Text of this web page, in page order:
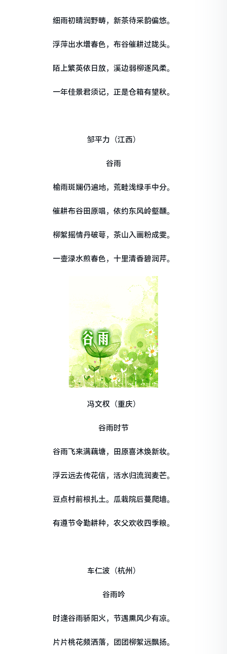
细雨初晴润野畴，新茶待采韵偏悠。
浮萍出水增春色，布谷催耕过陇头。
陌上繁英依日放，溪边弱柳逐风柔。
一年佳景君须记，正是仓箱有望秋。
邹平力（江西）
谷雨
榆雨斑斓仍遍地，荒畦浅绿手中分。
催耕布谷田原唱，依约东风岭壑醺。
柳絮摇情丹破萼，茶山入画粉成雯。
一壶渌水煎春色，十里清香碧润芹。
冯文权（重庆）
谷雨时节
谷雨飞来满藕塘，田原喜沐焕新妆。
浮云远去传花信，活水归流润麦芒。
豆点村前根扎土。瓜栽院后蔓爬墙。
有遵节令勤耕种，农父欢收四季粮。
车仁波（杭州）
谷雨吟
时逢谷雨骄阳火，节遇熏风少有凉。
片片桃花频洒落，团团柳絮远飘扬。